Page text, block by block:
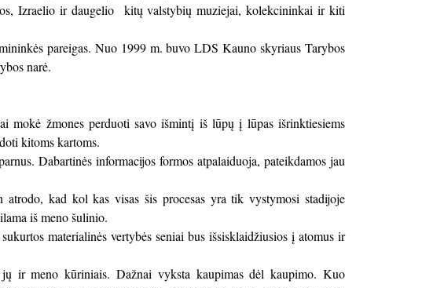
Izraelio ir daugelio kitų valstybių muziejai, kolekcininkai ir kiti
pareigas. Nuo 1999 m. buvo LDS Kauno skyriaus Tarybos
narė.
mokė žmones perduoti savo išmintį iš lūpų į lūpas išrinktiesiems
kitoms kartoms.
Dabartinės informacijos formos atpalaiduoja, pateikdamos jau
kad kol kas visas šis procesas yra tik vystymosi stadijoje
iš meno šulinio.
materialinės vertybės seniai bus išsisklaidžiusios į atomus ir
ir meno kūriniais. Dažnai vyksta kaupimas dėl kaupimo. Kuo